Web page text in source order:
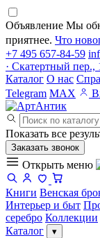
Объявление Мы
приятнее. Что
+7 495 657-84-59
· Скатертный пер.,
Каталог О нас
Telegram MAX
Показать все
Заказать звонок
Открыть меню
Книги Венская
Интерьер и быт
серебро Коллекции
Каталог
▾